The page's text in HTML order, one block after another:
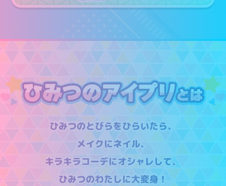
ひみつのとびらをひらいたら、
メイクにネイル、
キラキラコーデにオシャレして、
ひみつのわたしに大変身！